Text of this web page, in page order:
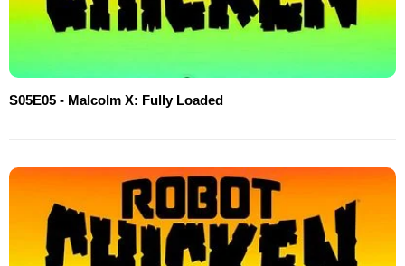
S05E05 - Malcolm X: Fully Loaded